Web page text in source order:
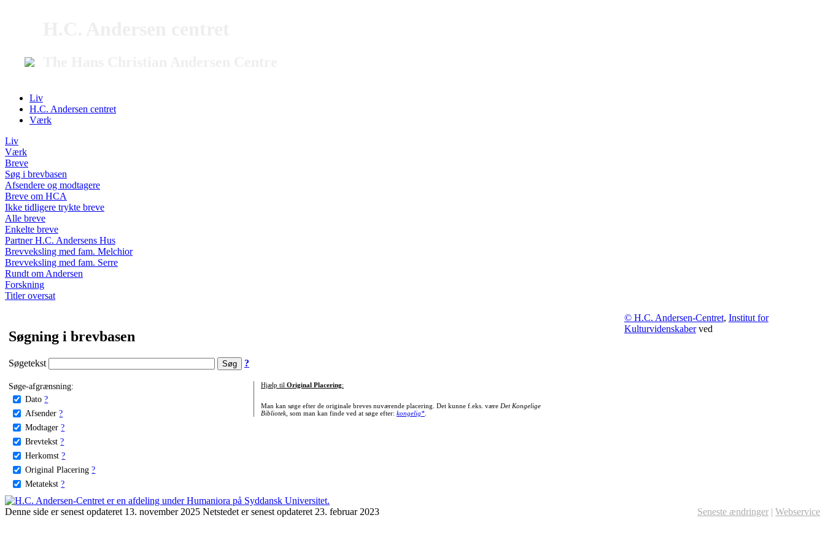
Liv
H.C. Andersen centret
Værk
Liv
Værk
Breve
Søg i brevbasen
Afsendere og modtagere
Breve om HCA
Ikke tidligere trykte breve
Alle breve
Enkelte breve
Partner H.C. Andersens Hus
Brevveksling med fam. Melchior
Brevveksling med fam. Serre
Rundt om Andersen
Forskning
Titler oversat
Søgning i brevbasen
Søgetekst ?
Søge-afgrænsning:
Dato ?
Afsender ?
Modtager ?
Brevtekst ?
Herkomst ?
Original Placering ?
Metatekst ?
Hjælp til Original Placering:
Man kan søge efter de originale breves nuværende placering. Det kunne f.eks. være Det Kongelige
Bibliotek, som man kan finde ved at søge efter: kongelig*.
© H.C. Andersen-Centret, Institut for
Kulturvidenskaberved
Denne side er senest opdateret 13. november 2025 Netstedet er senest opdateret 23. februar 2023 Seneste ændringer | Webservice